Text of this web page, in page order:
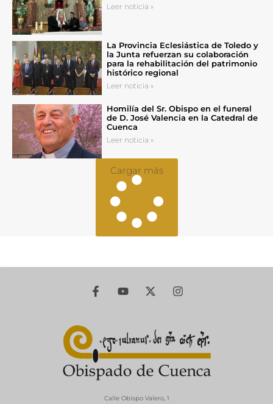
Leer noticia »
La Provincia Eclesiástica de Toledo y
la Junta refuerzan su colaboración
para la rehabilitación del patrimonio
histórico regional
Leer noticia »
Homilía del Sr. Obispo en el funeral
de D. José Valencia en la Catedral de
Cuenca
Leer noticia »
Cargar más
Calle Obispo Valero, 1